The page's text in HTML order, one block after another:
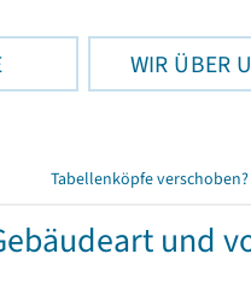
WIR ÜBER
Tabellenköpfe verschoben?
und